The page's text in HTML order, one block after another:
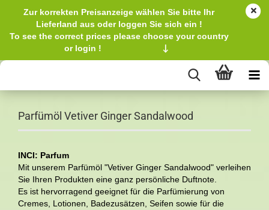
Zur korrekten Preisanzeige wählen Sie bitte Ihr
Lieferland aus oder loggen Sie sich ein !
To see the correct prices please choose your country
or login !
↓
Parfümöl Vetiver Ginger Sandalwood
INCI: Parfum
Mit unserem Parfümöl "Vetiver Ginger Sandalwood" verleihen
Sie Ihren Produkten eine ganz persönliche Duftnote.
Es ist hervorragend geeignet für die Parfümierung von
Cremes, Lotionen, Badezusätzen, Seifen sowie für die